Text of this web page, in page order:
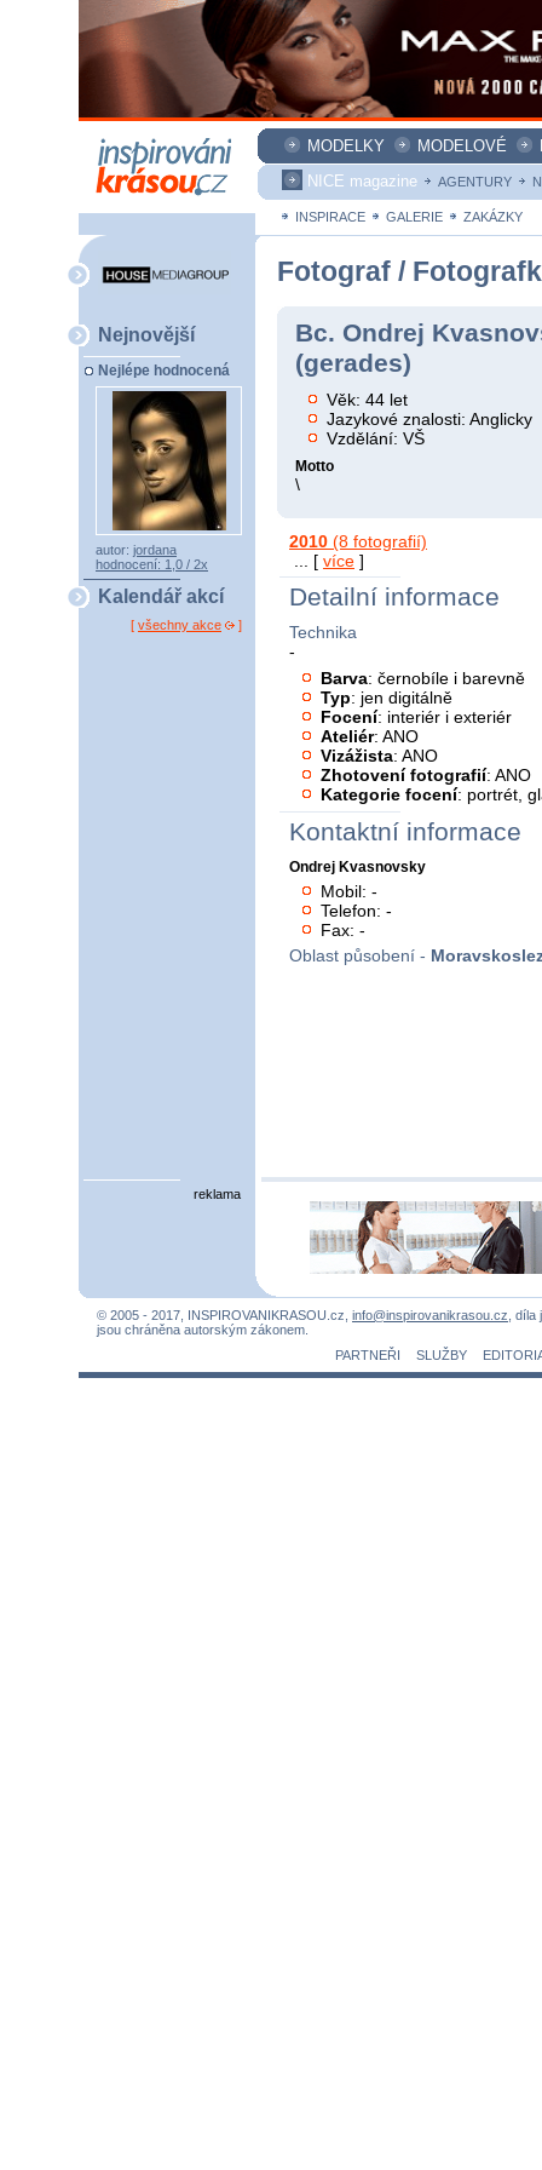
MODELKY MODELOVÉ
NICE magazine
AGENTURY
INSPIRACE GALERIE ZAKÁZKY
Nejnovější
Nejlépe hodnocená
autor: jordana
hodnocení: 1,0 / 2x
Kalendář akcí
[ všechny akce ]
Fotograf /
Bc. Ondrej
(gerades)
Věk: 44 let
Jazykové znalosti: Anglicky
Vzdělání: VŠ
Motto
\
2010 (8 fotografií)
... [ více ]
Detailní informace
Technika
-
Barva: černobíle i barevně
Typ: jen digitálně
Focení: interiér i exteriér
Ateliér: ANO
Vizážista: ANO
Zhotovení fotografií: ANO
Kategorie focení: portrét,
Kontaktní informace
Ondrej Kvasnovsky
Mobil: -
Telefon: -
Fax: -
Oblast působení -
reklama
© 2005 - 2017, INSPIROVANIKRASOU.cz, info@inspirovanikrasou.cz ,
jsou chráněna autorským zákonem.
PARTNEŘI
SLUŽBY